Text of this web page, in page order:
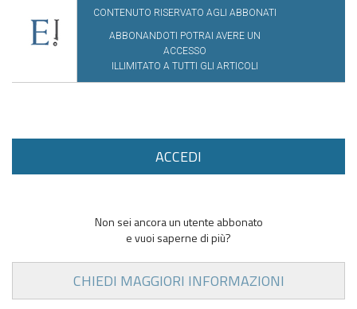
CONTENUTO RISERVATO AGLI ABBONATI
ABBONANDOTI POTRAI AVERE UN
ACCESSO
ILLIMITATO A TUTTI GLI ARTICOLI
ACCEDI
Non sei ancora un utente abbonato
e vuoi saperne di più?
CHIEDI MAGGIORI INFORMAZIONI